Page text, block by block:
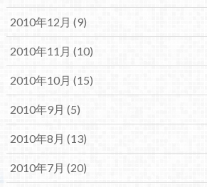
2010年12月 (9)
2010年11月 (10)
2010年10月 (15)
2010年9月 (5)
2010年8月 (13)
2010年7月 (20)